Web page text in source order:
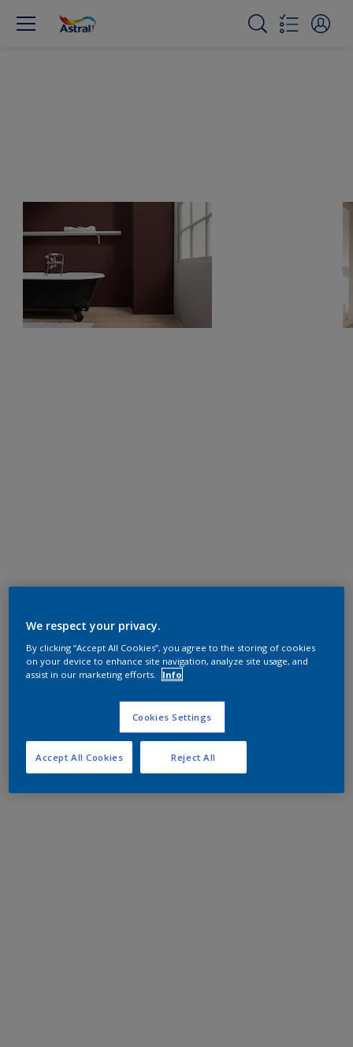
We respect your privacy.
By clicking “Accept All Cookies”, you agree to the storing of cookies
on your device to enhance site navigation, analyze site usage, and
assist in our marketing efforts.
Info
Cookies Settings
Reject All
Accept All Cookies